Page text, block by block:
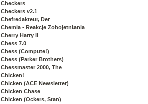
Checkers
Checkers v2.1
Chefredakteur, Der
Chemia - Reakcje Zobojetniania
Cherry Harry II
Chess 7.0
Chess (Compute!)
Chess (Parker Brothers)
Chessmaster 2000, The
Chicken!
Chicken (ACE Newsletter)
Chicken Chase
Chicken (Ockers, Stan)